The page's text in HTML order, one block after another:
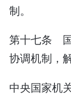
制。
第十七条
协调机制，
中央国家机